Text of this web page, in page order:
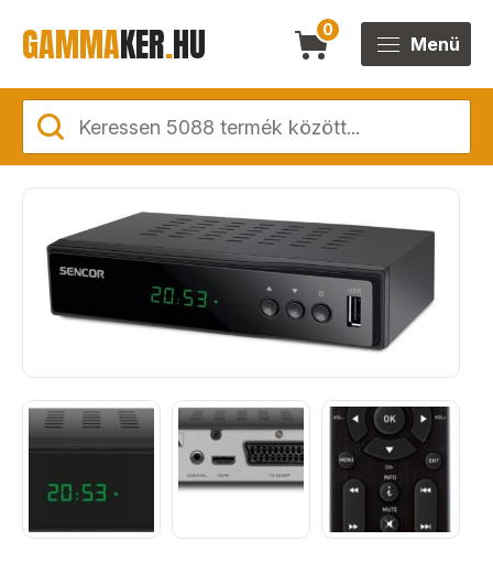
GAMMAKER.HU 0
Menü